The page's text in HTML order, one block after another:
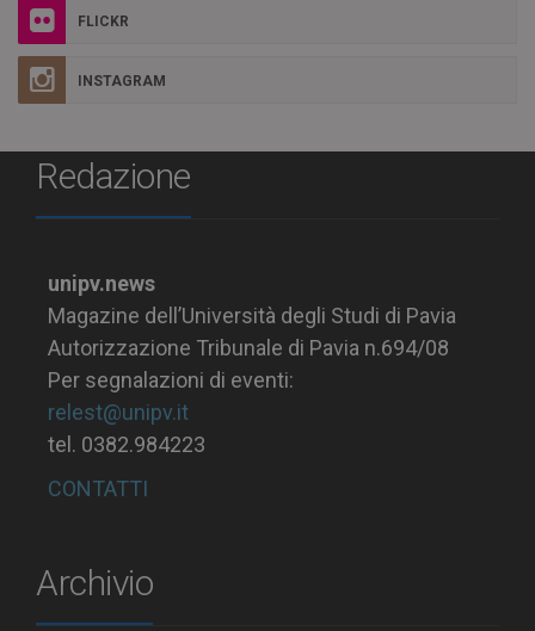
FLICKR
INSTAGRAM
Redazione
unipv.news
Magazine dell’Università degli Studi di Pavia
Autorizzazione Tribunale di Pavia n.694/08
Per segnalazioni di eventi:
relest@unipv.it
tel. 0382.984223
CONTATTI
Archivio